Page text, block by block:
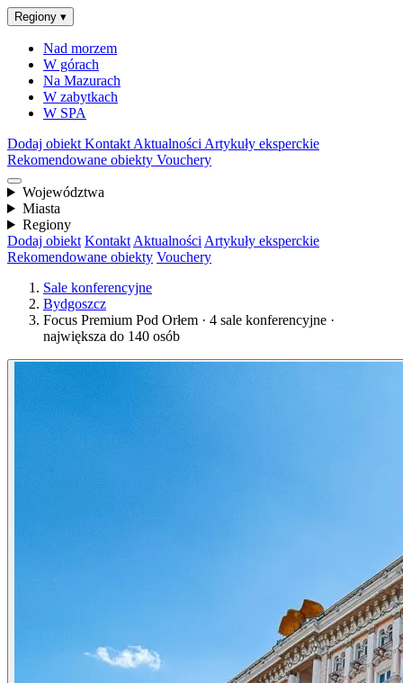
Regiony ▾
Nad morzem
W górach
Na Mazurach
W zabytkach
W SPA
Dodaj obiekt Kontakt Aktualności Artykuły eksperckie
Rekomendowane obiekty Vouchery
Województwa
Miasta
Regiony
Dodaj obiekt Kontakt Aktualności Artykuły eksperckie
Rekomendowane obiekty Vouchery
Sale konferencyjne
Bydgoszcz
Focus Premium Pod Orłem · 4 sale konferencyjne ·
największa do 140 osób